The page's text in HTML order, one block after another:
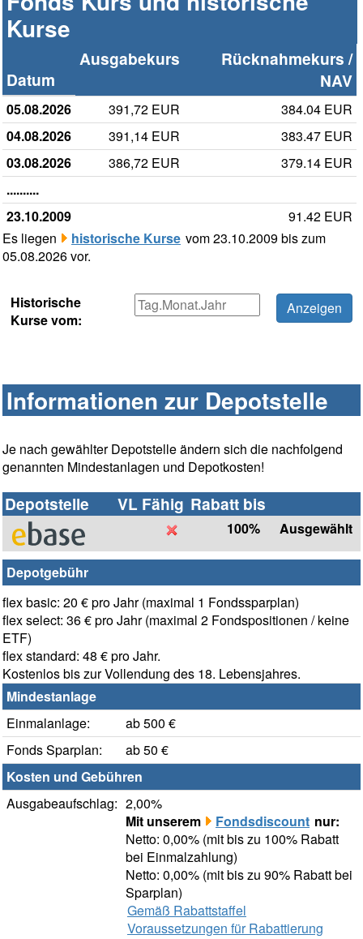
Kurse
Datum
Ausgabekurs
Rücknahmekurs /
NAV
05.08.2026 391,72 EUR
384.04 EUR
04.08.2026
391,14 EUR
383.47 EUR
03.08.2026
386,72 EUR
379.14 EUR
..........
23.10.2009
91.42 EUR
Es liegen
historische Kurse vom 23.10.2009 bis zum
05.08.2026 vor.
Historische
Kurse vom:
Informationen zur Depotstelle
Je nach gewählter Depotstelle ändern sich die nachfolgend
genannten Mindestanlagen und Depotkosten!
Depotstelle VL Fähig Rabatt bis
100% Ausgewählt
Depotgebühr
flex basic: 20 € pro Jahr (maximal 1 Fondssparplan)
flex select: 36 € pro Jahr (maximal 2 Fondspositionen / keine
ETF)
flex standard: 48 € pro Jahr.
Kostenlos bis zur Vollendung des 18. Lebensjahres.
Mindestanlage
Einmalanlage:
ab 500 €
Fonds Sparplan:
ab 50 €
Kosten und Gebühren
Ausgabeaufschlag: 2,00%
Mit unserem
Fondsdiscount nur:
Netto: 0,00% (mit bis zu 100% Rabatt
bei Einmalzahlung)
Netto: 0,00% (mit bis zu 90% Rabatt bei
Sparplan)
Gemäß Rabattstaffel
Voraussetzungen für Rabattierung